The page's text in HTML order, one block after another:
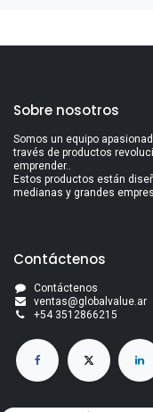
Sobre nosotros
Somos un equipo
través de productos
emprender..
Estos productos están
medianas y grandes
Contáctenos
Contáctenos
ventas@globalvalue.ar
+54 3512866215